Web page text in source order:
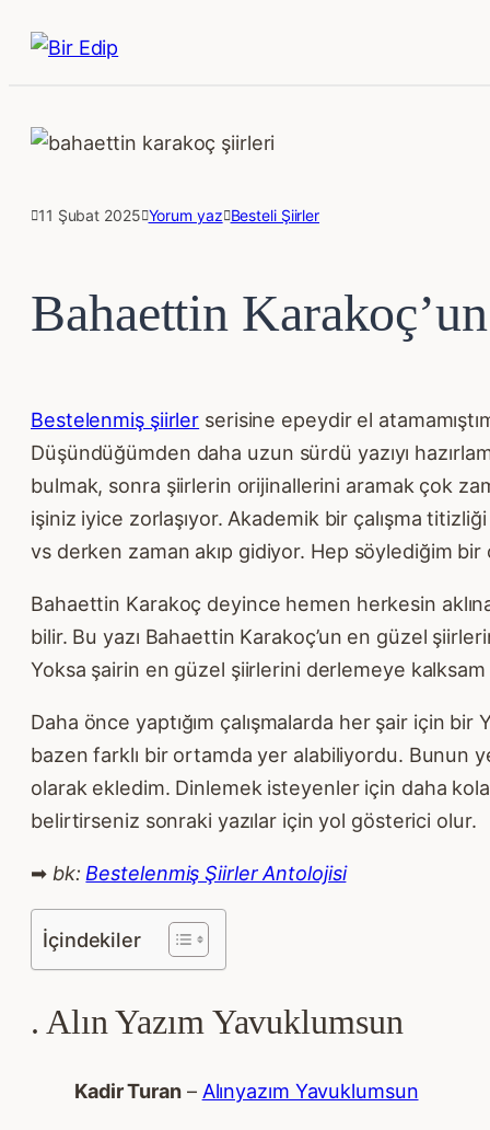
11 Şubat 2025 Yorum yaz Besteli Şiirler
Bahaettin
Bestelenmiş şiirler serisine epeydir el
Düşündüğümden daha uzun sürdü yazıyı
bulmak, sonra şiirlerin orijinallerini aramak çok
işiniz iyice zorlaşıyor. Akademik bir çalışma
vs derken zaman akıp gidiyor. Hep söylediğim bir
Bahaettin Karakoç deyince hemen herkesin
bilir. Bu yazı Bahaettin Karakoç’un en güzel
Yoksa şairin en güzel şiirlerini derlemeye
Daha önce yaptığım çalışmalarda her şair için
bazen farklı bir ortamda yer alabiliyordu. Bunun
olarak ekledim. Dinlemek isteyenler için daha
belirtirseniz sonraki yazılar için yol gösterici olur.
➡ bk: Bestelenmiş Şiirler Antolojisi
İçindekiler
. Alın Yazım Yavuklumsun
Kadir Turan– Alınyazım Yavuklumsun